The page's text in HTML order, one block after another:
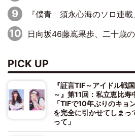
『僕青 須永心海のソロ連載』第18回：「バーゲン
日向坂46藤嶌果歩、二十歳のサプライズバースデーに大喜び「
PICK UP
『証言TIF～アイドル戦
～』第11回：私立恵比
「TIFで10年ぶりのキョ
を完全に引かせてしまっ
って」